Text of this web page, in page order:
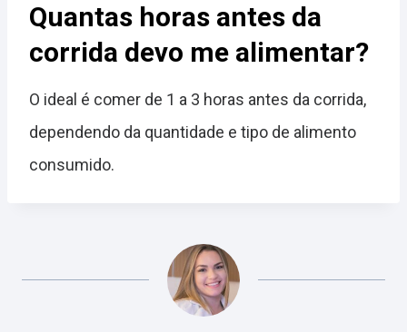
Quantas horas antes da
corrida devo me alimentar?
O ideal é comer de 1 a 3 horas antes da corrida,
dependendo da quantidade e tipo de alimento
consumido.